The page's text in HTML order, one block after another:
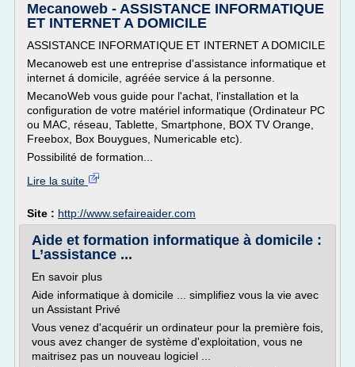
Mecanoweb - ASSISTANCE INFORMATIQUE
ET INTERNET A DOMICILE
ASSISTANCE INFORMATIQUE ET INTERNET A DOMICILE
Mecanoweb est une entreprise d'assistance informatique et
internet á domicile, agréée service á la personne.
MecanoWeb vous guide pour l'achat, l'installation et la
configuration de votre matériel informatique (Ordinateur PC
ou MAC, réseau, Tablette, Smartphone, BOX TV Orange,
Freebox, Box Bouygues, Numericable etc).
Possibilité de formation...
Lire la suite
Site : http://www.sefaireaider.com
Aide et formation informatique à domicile :
L’assistance ...
En savoir plus
Aide informatique à domicile ... simplifiez vous la vie avec
un Assistant Privé
Vous venez d'acquérir un ordinateur pour la première fois,
vous avez changer de système d'exploitation, vous ne
maitrisez pas un nouveau logiciel ...